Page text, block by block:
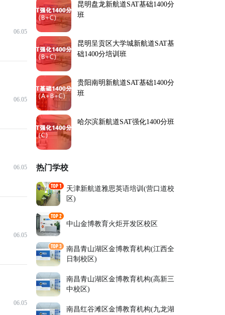
06.05
06.05
06.05
06.05
06.05
昆明盘龙新航道SAT基础1400分
班
昆明呈贡区大学城新航道SAT基
础1400分培训班
贵阳南明新航道SAT基础1400分
班
哈尔滨新航道SAT强化1400分班
热门学校
天津新航道雅思英语培训(营口道校
区)
中山金博教育火炬开发区校区
南昌青山湖区金博教育机构(江西全
日制校区)
南昌青山湖区金博教育机构(高新三
中校区)
南昌红谷滩区金博教育机构(九龙湖